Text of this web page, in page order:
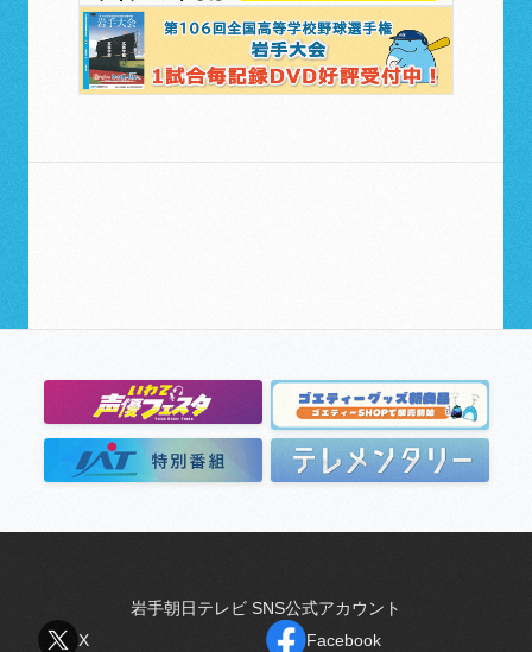
岩手朝日テレビ SNS公式アカウント
X
Facebook